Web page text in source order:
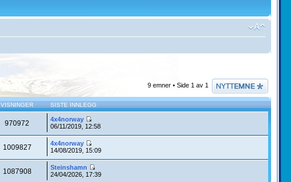
Legg inn et nytt
emne
9 emner • Side 1 av 1
VISNINGER SISTE INNLEGG
970972
4x4norway
06/11/2019, 12:58
1009827
4x4norway
14/08/2019, 15:09
1087908
Steinshamn
24/04/2026, 17:39